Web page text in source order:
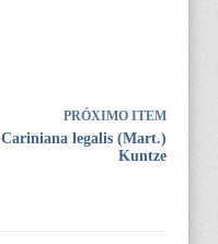
PRÓXIMO ITEM
Cariniana legalis (Mart.)
Kuntze